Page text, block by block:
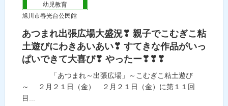
幼児教育
旭川市春光台公民館
あつまれ出張広場大盛況❣ 親子でこむぎこ粘
土遊びにわきあいあい❣ すてきな作品がいっ
ぱいできて大喜び❣ やったー❣❣❣
「あつまれ～出張広場」～こむぎこ粘土遊び
～ ２月２１日（金） ２月２１日（金）に第１１回
目...